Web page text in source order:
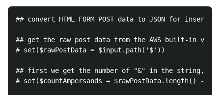
## convert HTML FORM POST data to JSON for
## get the raw post data from the AWS built-in
# set($rawPostData = $input.path('$'))
## first we get the number of "&" in the string,
# set($countAmpersands = $rawPostData.length() -